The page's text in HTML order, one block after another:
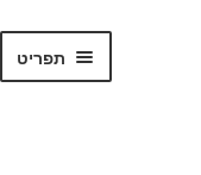
תפריט